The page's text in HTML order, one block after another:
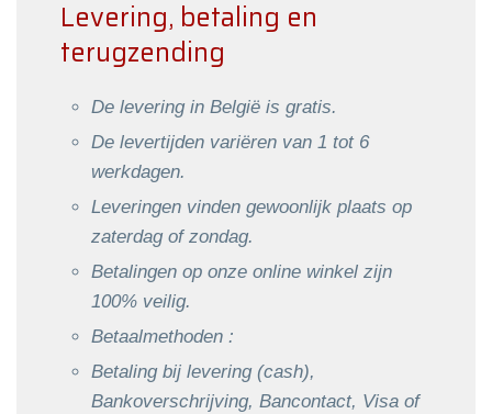
Levering, betaling en
terugzending
De levering in België is gratis.
De levertijden variëren van 1 tot 6
werkdagen.
Leveringen vinden gewoonlijk plaats op
zaterdag of zondag.
Betalingen op onze online winkel zijn
100% veilig.
Betaalmethoden :
Betaling bij levering (cash),
Bankoverschrijving, Bancontact, Visa of